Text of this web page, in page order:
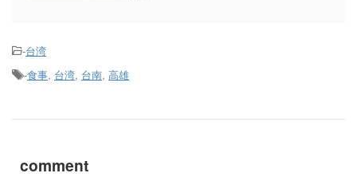
-台湾
-食事, 台湾, 台南, 高雄
comment